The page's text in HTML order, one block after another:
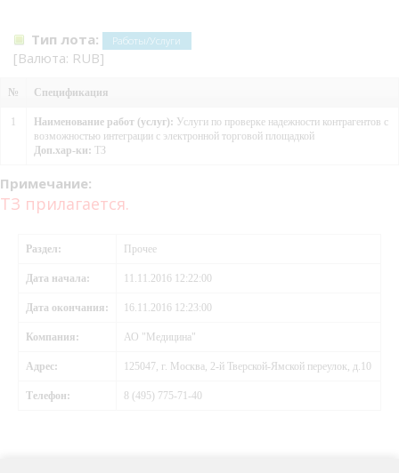
Тип лота: Работы/Услуги
[Валюта: RUB]
№ Спецификация
Наименование работ (услуг): Услуги по проверке надежности контрагентов с
возможностью интеграции с электронной торговой площадкой
Доп.хар-ки: ТЗ
Примечание:
ТЗ прилагается.
Раздел: Прочее
Дата начала: 11.11.2016 12:22:00
Дата окончания: 16.11.2016 12:23:00
Компания: АО "Медицина"
Адрес: 125047, г. Москва, 2-й Тверской-Ямской переулок, д.10
Телефон: 8 (495) 775-71-40